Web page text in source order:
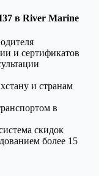
в River Marine
и сертификатов
и странам
в
скидок
более 15